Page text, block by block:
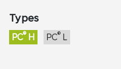
Types
PC®H PC® L